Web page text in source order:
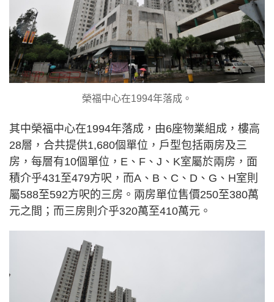
榮福中心在1994年落成。
其中榮福中心在1994年落成，由6座物業組成，樓高
28層，合共提供1,680個單位，戶型包括兩房及三
房，每層有10個單位，E、F、J、K室屬於兩房，面
積介乎431至479方呎，而A、B、C、D、G、H室則
屬588至592方呎的三房。兩房單位售價250至380萬
元之間；而三房則介乎320萬至410萬元。